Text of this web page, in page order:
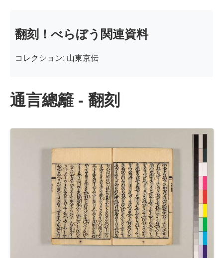
翻刻！べらぼう関連資料
コレクション: 山東京伝
通言總籬 - 翻刻